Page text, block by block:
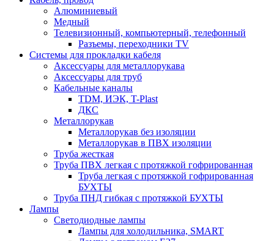
Алюминиевый
Медный
Телевизионный, компьютерный, телефонный
Разъемы, переходники TV
Системы для прокладки кабеля
Аксессуары для металлорукава
Аксессуары для труб
Кабельные каналы
TDM, ИЭК, T-Plast
ДКС
Металлорукав
Металлорукав без изоляции
Металлорукав в ПВХ изоляции
Труба жесткая
Труба ПВХ легкая с протяжкой гофрированная
Труба легкая с протяжкой гофрированная
БУХТЫ
Труба ПНД гибкая с протяжкой БУХТЫ
Лампы
Светодиодные лампы
Лампы для холодильника, SMART